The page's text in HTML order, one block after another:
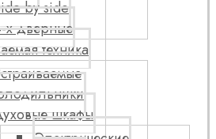
by side
х дверные
техника
шкафы